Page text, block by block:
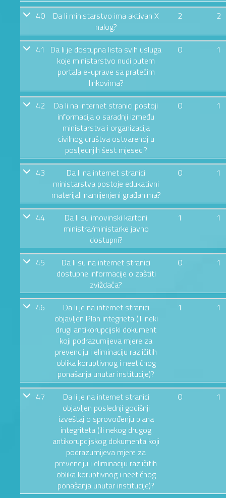
40
Da li ministarstvo ima aktivan X
nalog?
2 2
41
Da li je dostupna lista svih usluga
koje ministarstvo nudi putem
portala e-uprave sa pratećim
linkovima?
0 1
42
Da li na internet stranici postoji
informacija o saradnji između
ministarstva i organizacija
civilnog društva ostvarenoj u
posljednjih šest mjeseci?
0 1
43
Da li na internet stranici
ministarstva postoje edukativni
materijali namijenjeni građanima?
0 1
44
Da li su imovinski kartoni
ministra/ministarke javno
dostupni?
1 1
45
Da li su na internet stranici
dostupne informacije o zaštiti
zviždača?
0 1
46
Da li je na internet stranici
objavljen Plan integrieta (ili neki
drugi antikorupcijski dokument
koji podrazumijeva mjere za
prevenciju i eliminaciju različitih
oblika koruptivnog i neetičnog
ponašanja unutar institucije)?
1 1
47
Da li je na internet stranici
objavljen poslednji godišnji
izveštaj o sprovođenju plana
integriteta (ili nekog drugog
antikorupcijskog dokumenta koji
podrazumijeva mjere za
prevenciju i eliminaciju različitih
oblika koruptivnog i neetičnog
ponašanja unutar institucije)?
0 1